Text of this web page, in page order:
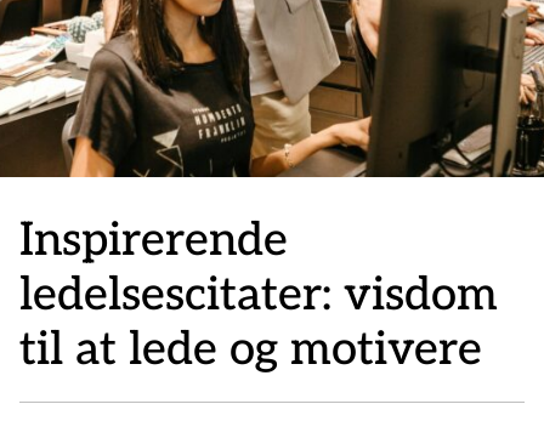
Inspirerende
ledelsescitater: visdom
til at lede og motivere